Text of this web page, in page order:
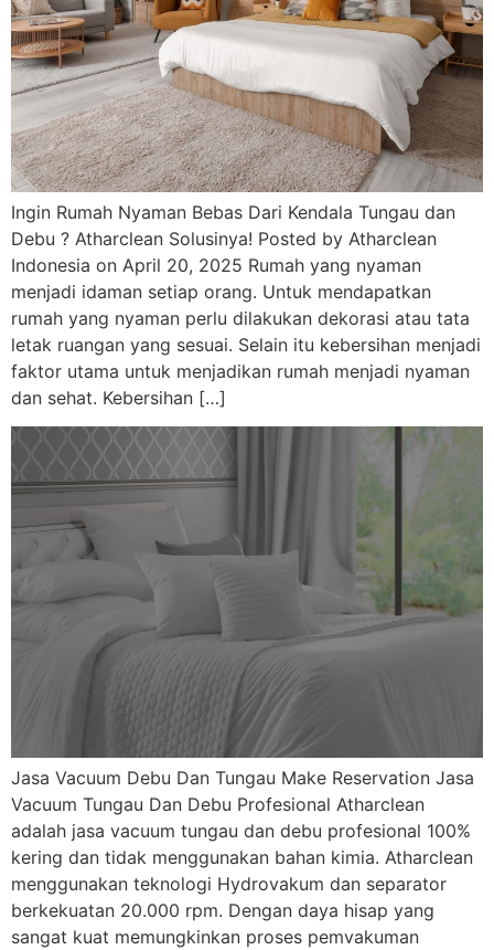
Ingin Rumah Nyaman Bebas Dari Kendala Tungau dan
Debu ? Atharclean Solusinya! Posted by Atharclean
Indonesia on April 20, 2025 Rumah yang nyaman
menjadi idaman setiap orang. Untuk mendapatkan
rumah yang nyaman perlu dilakukan dekorasi atau tata
letak ruangan yang sesuai. Selain itu kebersihan menjadi
faktor utama untuk menjadikan rumah menjadi nyaman
dan sehat. Kebersihan […]
Jasa Vacuum Debu Dan Tungau Make Reservation Jasa
Vacuum Tungau Dan Debu Profesional Atharclean
adalah jasa vacuum tungau dan debu profesional 100%
kering dan tidak menggunakan bahan kimia. Atharclean
menggunakan teknologi Hydrovakum dan separator
berkekuatan 20.000 rpm. Dengan daya hisap yang
sangat kuat memungkinkan proses pemvakuman